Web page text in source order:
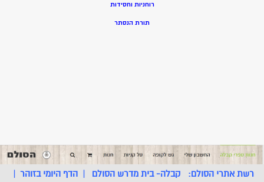
רוחניות וחסידות
תורת הנסתר
רשת אתרי הסולם: קבלה- בית מדרש הסולם |הדף היומי בזוהר |